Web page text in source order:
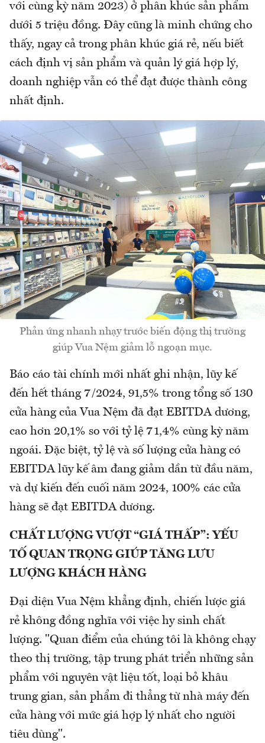
với cùng kỳ năm 2023) ở phân khúc sản phẩm
dưới 5 triệu đồng. Đây cũng là minh chứng cho
thấy, ngay cả trong phân khúc giá rẻ, nếu biết
cách định vị sản phẩm và quản lý giá hợp lý,
doanh nghiệp vẫn có thể đạt được thành công
nhất định.
Phản ứng nhanh nhạy trước biến động thị trường
giúp Vua Nệm giảm lỗ ngoạn mục.
Báo cáo tài chính mới nhất ghi nhận, lũy kế
đến hết tháng 7/2024, 91,5% trong tổng số 130
cửa hàng của Vua Nệm đã đạt EBITDA dương,
cao hơn 20,1% so với tỷ lệ 71,4% cùng kỳ năm
ngoái. Đặc biệt, tỷ lệ và số lượng cửa hàng có
EBITDA lũy kế âm đang giảm dần từ đầu năm,
và dự kiến đến cuối năm 2024, 100% các cửa
hàng sẽ đạt EBITDA dương.
CHẤT LƯỢNG VƯỢT “GIÁ THẤP”: YẾU
TỐ QUAN TRỌNG GIÚP TĂNG LƯU
LƯỢNG KHÁCH HÀNG
Đại diện Vua Nệm khẳng định, chiến lược giá
rẻ không đồng nghĩa với việc hy sinh chất
lượng. "Quan điểm của chúng tôi là không chạy
theo thị trường, tập trung phát triển những sản
phẩm với nguyên vật liệu tốt, loại bỏ khâu
trung gian, sản phẩm đi thẳng từ nhà máy đến
cửa hàng với mức giá hợp lý nhất cho người
tiêu dùng".